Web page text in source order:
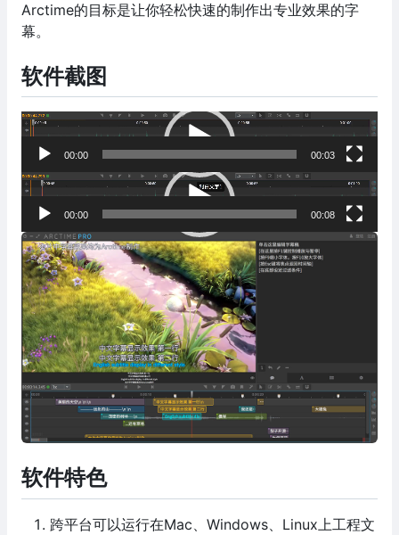
Arctime的目标是让你轻松快速的制作出专业效果的字
幕。
软件截图
视
放
00:00 00:03
视
放
器
00:00 00:08
软件特色
跨平台可以运行在Mac、Windows、Linux上工程文